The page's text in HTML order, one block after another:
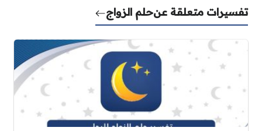
تفسيرات متعلقة عنحلم الزواج